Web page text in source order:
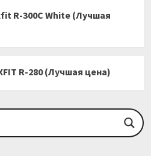
R-300C White (Лучшая
R-280 (Лучшая цена)
EVO FITNESS Orion